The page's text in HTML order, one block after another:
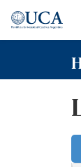
navigation